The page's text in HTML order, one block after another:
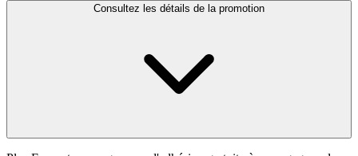
Consultez les détails de la promotion